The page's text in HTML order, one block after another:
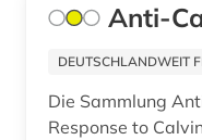
Anti-
DEUTSCHLANDWEIT
Die Sammlung
Response to